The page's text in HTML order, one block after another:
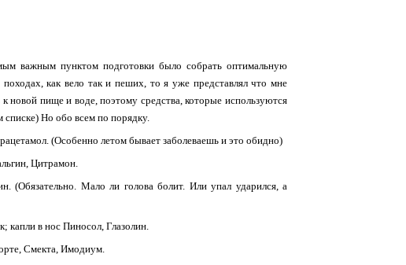
важным пунктом подготовки было собрать оптимальную
как вело так и пеших, то я уже представлял что мне
новой пище и воде, поэтому средства, которые используются
списке) Но обо всем по порядку.
(Особенно летом бывает заболеваешь и это обидно)
Цитрамон.
(Обязательно. Мало ли голова болит. Или упал ударился, а
капли в нос Пиносол, Глазолин.
Смекта, Имодиум.